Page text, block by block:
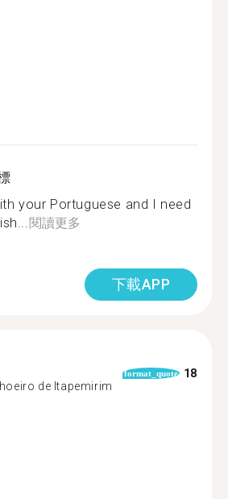
your Portuguese and I need
閱讀更多
下載APP
de Itapemirim
format_quote 18